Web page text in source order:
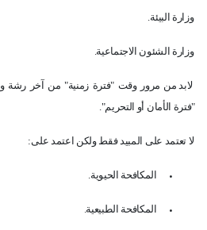
وزارة البيئة.
وزارة الشئون الاجتماعية.
لابد من مرور وقت "فترة زمنية" من آخر رشة
"فترة الأمان أو التحريم".
لا تعتمد على المبيد فقط ولكن اعتمد على:
• المكافحة الحيوية.
• المكافحة الطبيعية.